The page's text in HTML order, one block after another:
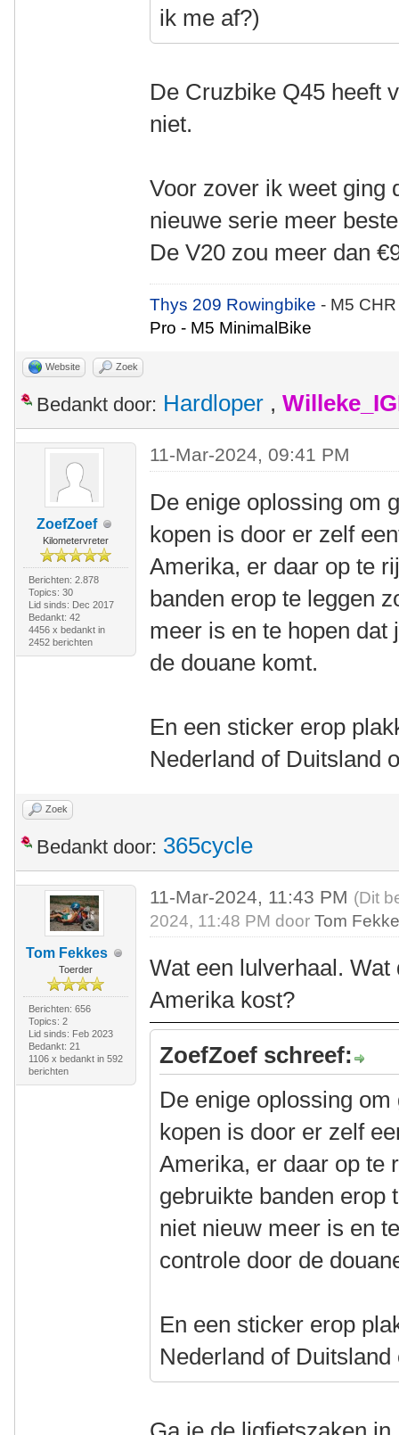
ik me af?)
De Cruzbike Q45 heeft
niet.
Voor zover ik weet ging
nieuwe serie meer
De V20 zou meer dan
Thys 209 Rowingbike- M5
Pro - M5 MinimalBike
Website Zoek
Bedankt door: Hardloper ,
ZoefZoef
Kilometervreter
Berichten: 2.878
Topics: 30
Lid sinds: Dec 2017
Bedankt: 42
4456 x bedankt in
2452 berichten
11-Mar-2024, 09:41 PM
De enige oplossing om
kopen is door er zelf
Amerika, er daar op te
banden erop te leggen
meer is en te hopen dat
de douane komt.
En een sticker erop
Nederland of Duitsland
Zoek
Bedankt door: 365cycle
Tom Fekkes
Toerder
Berichten: 656
Topics: 2
Lid sinds: Feb 2023
Bedankt: 21
1106 x bedankt in 592
berichten
11-Mar-2024, 11:43 PM (Dit
2024, 11:48 PM doorTom
Wat een lulverhaal.
Amerika kost?
ZoefZoef schreef:
De enige oplossing
kopen is door er zelf
Amerika, er daar op te
gebruikte banden
niet nieuw meer is en
controle door de
En een sticker erop
Nederland of